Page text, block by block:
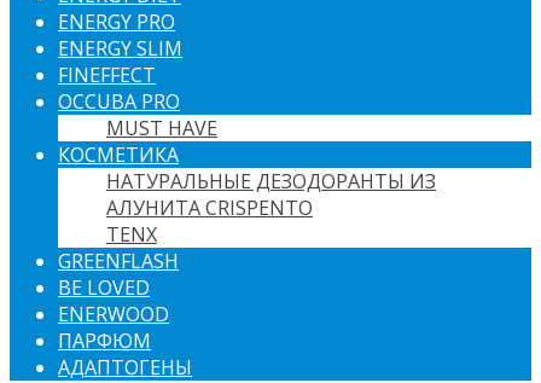
ENERGY PRO
ENERGY SLIM
FINEFFECT
OCCUBA PRO
MUST HAVE
КОСМЕТИКА
НАТУРАЛЬНЫЕ ДЕЗОДОРАНТЫ ИЗ
АЛУНИТА CRISPENTO
TENX
GREENFLASH
BE LOVED
ENERWOOD
ПАРФЮМ
АДАПТОГЕНЫ